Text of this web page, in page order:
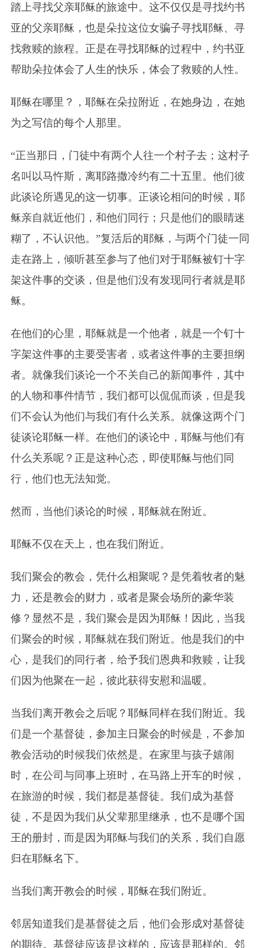
踏上寻找父亲耶稣的旅途中。这不仅仅是寻找约书
亚的父亲耶稣，也是朵拉这位女骗子寻找耶稣、寻
找救赎的旅程。正是在寻找耶稣的过程中，约书亚
帮助朵拉体会了人生的快乐，体会了救赎的人性。
耶稣在哪里？，耶稣在朵拉附近，在她身边，在她
为之写信的每个人那里。
“正当那日，门徒中有两个人往一个村子去；这村子
名叫以马忤斯，离耶路撒冷约有二十五里。他们彼
此谈论所遇见的这一切事。正谈论相问的时候，耶
稣亲自就近他们，和他们同行；只是他们的眼睛迷
糊了，不认识他。”复活后的耶稣，与两个门徒一同
走在路上，倾听甚至参与了他们对于耶稣被钉十字
架这件事的交谈，但是他们没有发现同行者就是耶
稣。
在他们的心里，耶稣就是一个他者，就是一个钉十
字架这件事的主要受害者，或者这件事的主要担纲
者。就像我们谈论一个不关自己的新闻事件，其中
的人物和事件情节，我们都可以侃侃而谈，但是我
们不会认为他们与我们有什么关系。就像这两个门
徒谈论耶稣一样。在他们的谈论中，耶稣与他们有
什么关系呢？正是这种心态，即使耶稣与他们同
行，他们也无法知觉。
然而，当他们谈论的时候，耶稣就在附近。
耶稣不仅在天上，也在我们附近。
我们聚会的教会，凭什么相聚呢？是凭着牧者的魅
力，还是教会的财力，或者是聚会场所的豪华装
修？显然不是，我们聚会是因为耶稣！因此，当我
们聚会的时候，耶稣就在我们附近。他是我们的中
心，是我们的同行者，给予我们恩典和救赎，让我
们因为他聚在一起，彼此获得安慰和温暖。
当我们离开教会之后呢？耶稣同样在我们附近。我
们是一个基督徒，参加主日聚会的时候是，不参加
教会活动的时候我们依然是。在家里与孩子嬉闹
时，在公司与同事上班时，在马路上开车的时候，
在旅游的时候，我们都是基督徒。我们成为基督
徒，不是因为我们从父辈那里继承，也不是哪个国
王的册封，而是因为耶稣与我们的关系，我们自愿
归在耶稣名下。
当我们离开教会的时候，耶稣在我们附近。
邻居知道我们是基督徒之后，他们会形成对基督徒
的期待。基督徒应该是这样的，应该是那样的。邻